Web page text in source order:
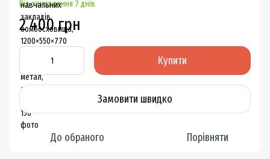
Під замовлення 7 днів
2 400 грн
Купити
Замовити швидко
До обраного Порівняти